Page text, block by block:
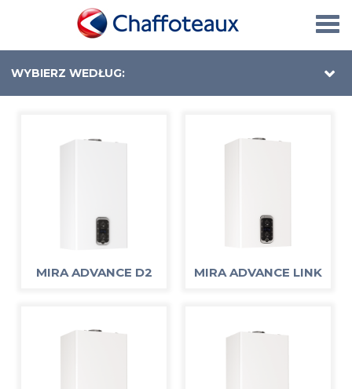
WYBIERZ WEDŁUG:
MIRA ADVANCE D2 MIRA ADVANCE LINK